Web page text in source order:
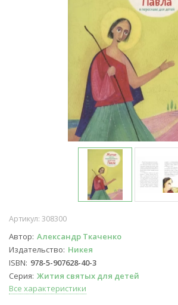
Артикул: 308300
Автор Александр Ткаченко
Издательство Никея
ISBN 978-5-907628-40-3
Серия Жития святых для детей
Все характеристики